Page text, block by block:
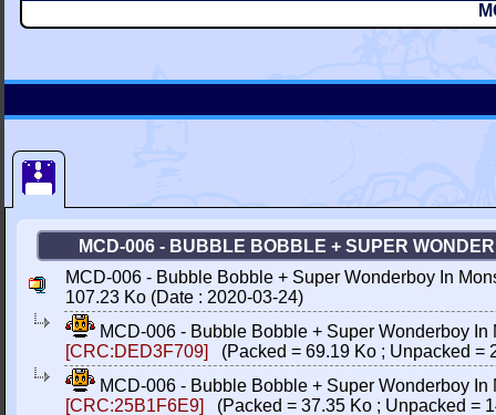
MCD-006 - BUBBLE BOBBLE + SUPER
MCD-006 - Bubble Bobble + Super Wonderboy In
107.23 Ko (Date : 2020-03-24)
MCD-006 - Bubble Bobble + Super Wonderboy
[CRC:DED3F709]
(Packed = 69.19 Ko ; Unpacked =
MCD-006 - Bubble Bobble + Super Wonderboy
[CRC:25B1F6E9]
(Packed = 37.35 Ko ; Unpacked =